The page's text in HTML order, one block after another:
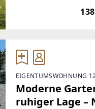
stilvoll geplante
hochwertige
EIGENTUMSWOHNUNG
Moderne
ruhiger Lage –